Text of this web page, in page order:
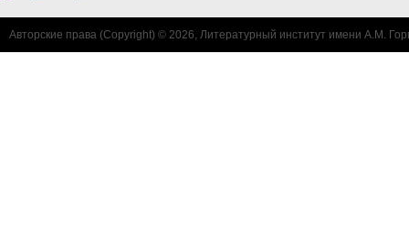
Авторские права (Copyright) © 2026, Литературный институт имени А.М.